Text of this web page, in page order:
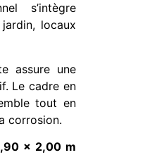
s’intègre
locaux
assure une
Le cadre en
tout en
corrosion.
x 2,00 m